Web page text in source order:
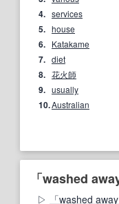
4. services
5. house
6. Katakame
7. diet
8. 花火師
9. usually
10.Australian
「washed
「washed